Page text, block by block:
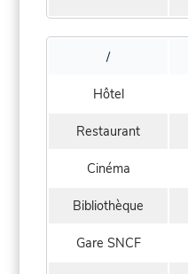
/
Hôtel
Restaurant
Cinéma
Bibliothèque
Gare SNCF